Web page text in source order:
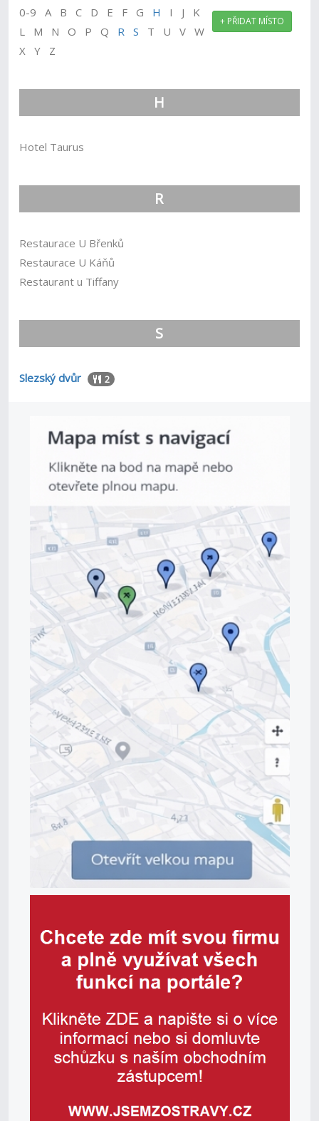
+ PŘIDAT MÍSTO
0-9 A B C D E F G H
I J K
L M N O P Q R S T U V W
X Y Z
H
Hotel Taurus
R
Restaurace U Břenků
Restaurace U Káňů
Restaurant u Tiffany
S
Slezský dvůr 2